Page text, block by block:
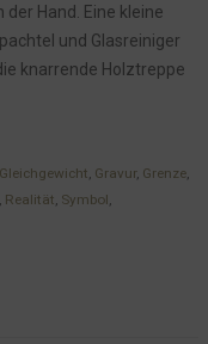
Hand. Eine kleine
und Glasreiniger
knarrende Holztreppe
Gleichgewicht, Gravur, Grenze,
, Realität, Symbol,